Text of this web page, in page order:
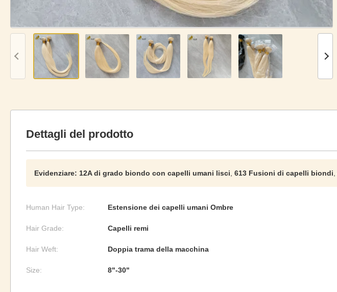
Dettagli del prodotto
Evidenziare: 12A di grado biondo con capelli umani lisci 613 Fusioni di capelli biondi
Human Hair Type: Estensione dei capelli umani Ombre
Hair Grade: Capelli remi
Hair Weft: Doppia trama della macchina
Size: 8"-30"